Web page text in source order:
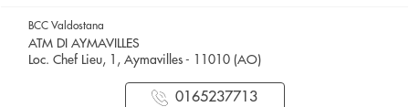
BCC Valdostana
ATM DI AYMAVILLES
Loc. Chef Lieu, 1, Aymavilles - 11010 (AO)
0165237713